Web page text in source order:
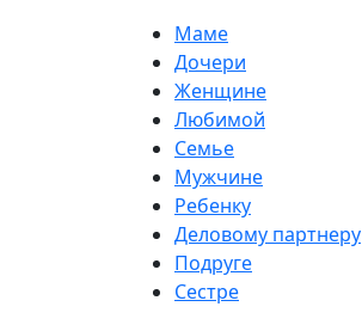
Маме
Дочери
Женщине
Любимой
Семье
Мужчине
Ребенку
Деловому партнеру
Подруге
Сестре